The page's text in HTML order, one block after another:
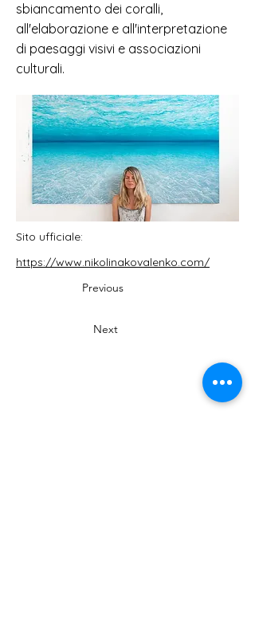
sbiancamento dei coralli,
all'elaborazione e all'interpretazione
di paesaggi visivi e associazioni
culturali.
Sito ufficiale:
https://www.nikolinakovalenko.com/
Previous
Next